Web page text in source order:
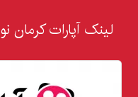
لینک آپارات کرمان نو